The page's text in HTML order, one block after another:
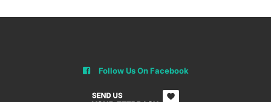
Follow Us On Facebook